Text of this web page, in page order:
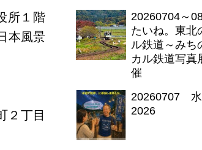
所１階
本風景
２丁目
20260704～
たいね。東北
ル鉄道～みち
カル鉄道写真
催
20260707 水
2026